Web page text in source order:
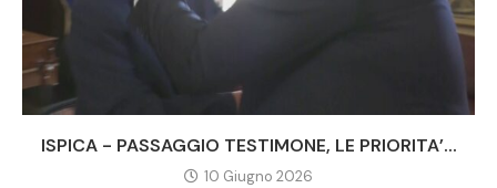
ISPICA - PASSAGGIO TESTIMONE, LE PRIORITA’...
10 Giugno 2026